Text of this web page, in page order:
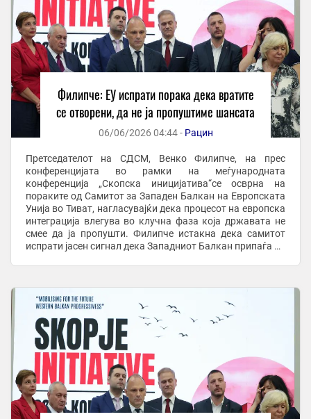
Филипче: ЕУ испрати порака дека вратите
се отворени, да не ја пропуштиме шансата
06/06/2026 04:44 - Рацин
Претседателот на СДСМ, Венко Филипче, на прес
конференцијата во рамки на меѓународната
конференција „Скопска иницијатива“се осврна на
пораките од Самитот за Западен Балкан на Европската
Унија во Тиват, нагласувајќи дека процесот на европска
интеграција влегува во клучна фаза која државата не
смее да ја пропушти. Филипче истакна дека самитот
испрати јасен сигнал дека Западниот Балкан припаѓа во